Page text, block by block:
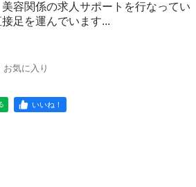
容関係の求人サポートを行なってい
足を運んでいます...
お気に入り
いいね！